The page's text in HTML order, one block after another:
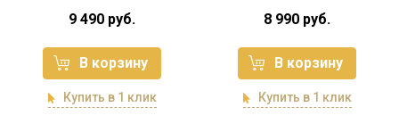
9 490 руб.
В корзину
Купить в 1 клик
8 990 руб.
В корзину
Купить в 1 клик